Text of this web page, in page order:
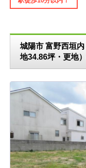
城陽市 富野西垣
地34.86坪・更地